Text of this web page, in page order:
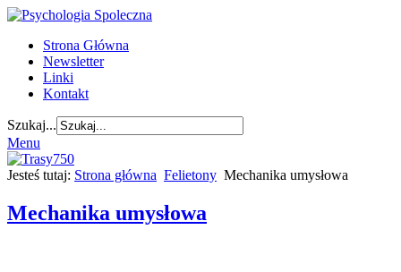
Strona Główna
Newsletter
Linki
Kontakt
Szukaj...
Menu
Jesteś tutaj: Strona główna Felietony Mechanika umysłowa
Mechanika umysłowa